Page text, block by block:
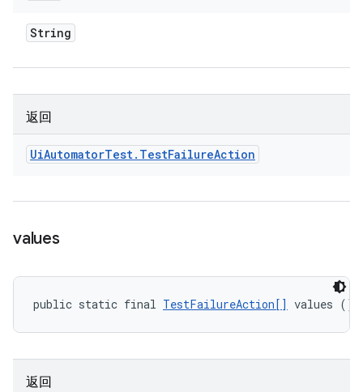
String
返回
UiAutomatorTest. TestFailureAction
values
public static final TestFailureAction[] values ()
返回